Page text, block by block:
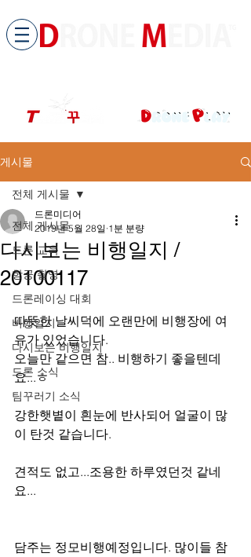
게시물
전체 게시물
드론 교육
항공 촬영
드론레이싱 대회
비행일지
다시보는 비행일지
드론 소식
팀꾸러기 소식
전체 게시물
다시보는 비행일지 /
20100117
드론미디어
2019년 5월 28일 1분 분량
따뜻한 날씨덕에 오랜만에 비행장에 여
유가 있었습니다.
오늘만 같으면 참.. 비행하기 좋을텐데
요...ㅎ
강한햇볕이 흰눈에 반사되어 얼굴이 많
이 탄것 같습니다.
견적도 없고...조용한 하루였던것 같네
요...
담주는 정모비행예정입니다. 많이들 참